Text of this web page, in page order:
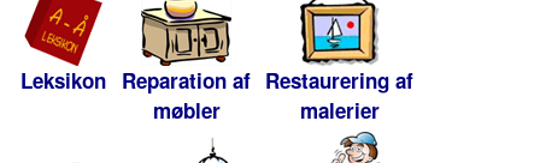
Leksikon Reparation af
møbler
Restaurering af
malerier